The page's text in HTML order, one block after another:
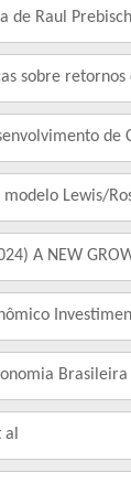
de Raul Prebisch
sobre retornos
de
Lewis/
A NEW
Brasileira